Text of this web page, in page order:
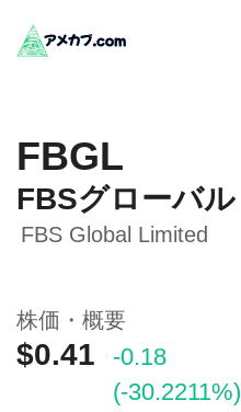
FBGL
FBSグローバル
FBS Global Limited
株価・概要
$0.41
-0.18
(-30.2211%)